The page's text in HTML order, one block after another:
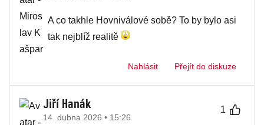
A co takhle Hovniválové sobě? To by bylo asi
tak nejblíž realitě
Nahlásit Přejít do diskuze
Jiří Hanák
14. dubna 2026 • 15:26
1